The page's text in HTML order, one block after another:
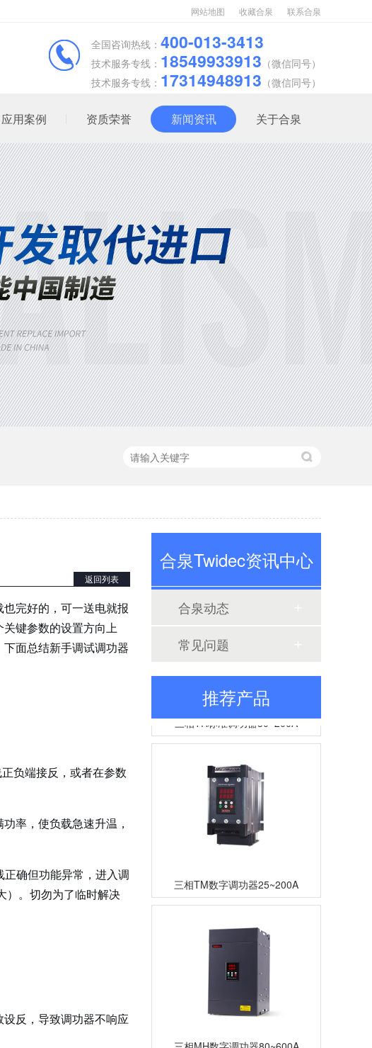
网站地图 收藏合泉 联系合泉
全国咨询热线： 400-013-3413
技术服务专线： 18549933913 （微信同号）
技术服务专线： 17314948913 （微信同号）
应用案例 资质荣誉 新闻资讯 关于合泉
返回列表
完好的，可一送电就报
键参数的设置方向上
面总结新手调试调功器
负端接反，或者在参数
率，使负载急速升温，
确但功能异常，进入调
）。切勿为了临时解决
反，导致调功器不响应
合泉Twidec资讯中心
合泉动态
常见问题
推荐产品
定制大功率直流电源
三相TR标准调功器30~200A
三相TM数字调功器25~200A
三相MH数字调功器80~600A